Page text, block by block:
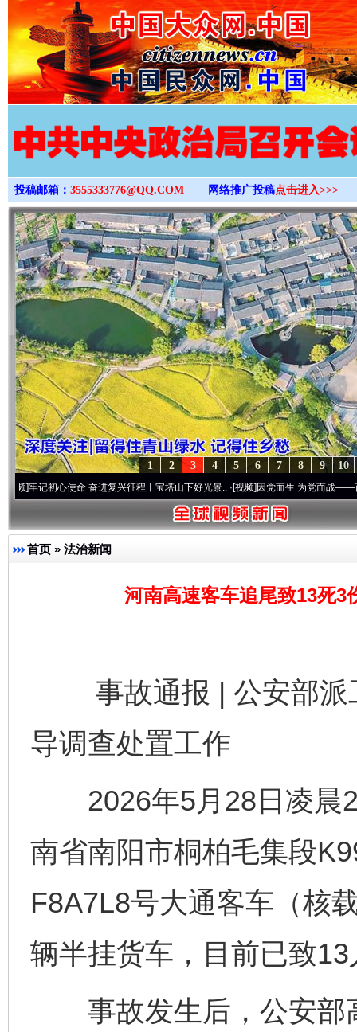
>
投稿邮箱： 3555333776@QQ.COM 网络推广投稿点击进入>>>
10
9
8
7
6
5
4
3
2
1
心使命 奋进复兴征程丨宝塔山下好光景..·[视频]因党而生 为党而战——百年“纪”事
首页 » 法治新闻
河南高速客车追尾致13死3
事故通报 | 公安部派
导调查处置工作
2026年5月28日凌晨2
南省南阳市桐柏毛集段
F8A7L8号大通客车（核
辆半挂货车，目前已致
事故发生后，公安部